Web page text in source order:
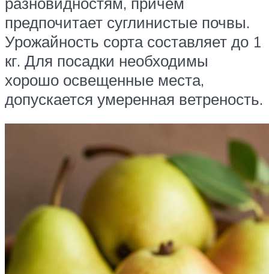
предпочитает суглинистые почвы.
Урожайность сорта составляет до 1
кг. Для посадки необходимы
хорошо освещенные места,
допускается умеренная ветреность.